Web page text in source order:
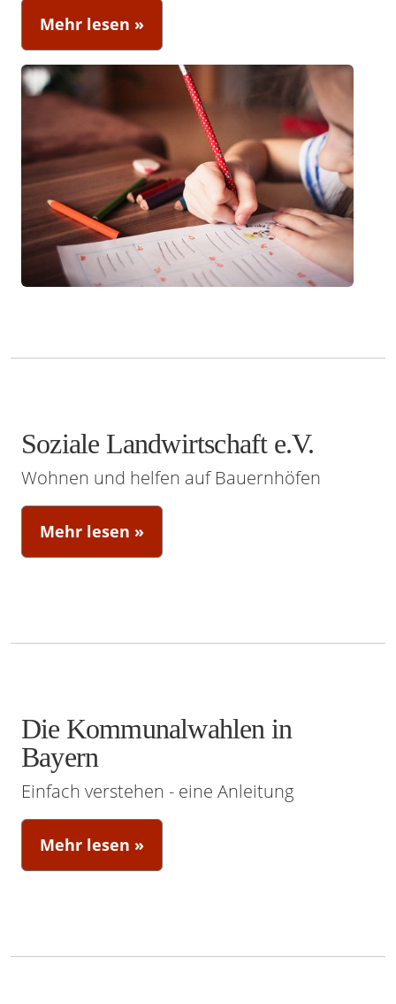
Mehr lesen »
Soziale Landwirtschaft e.V.
Wohnen und helfen auf Bauernhöfen
Mehr lesen »
Die Kommunalwahlen in
Bayern
Einfach verstehen - eine Anleitung
Mehr lesen »